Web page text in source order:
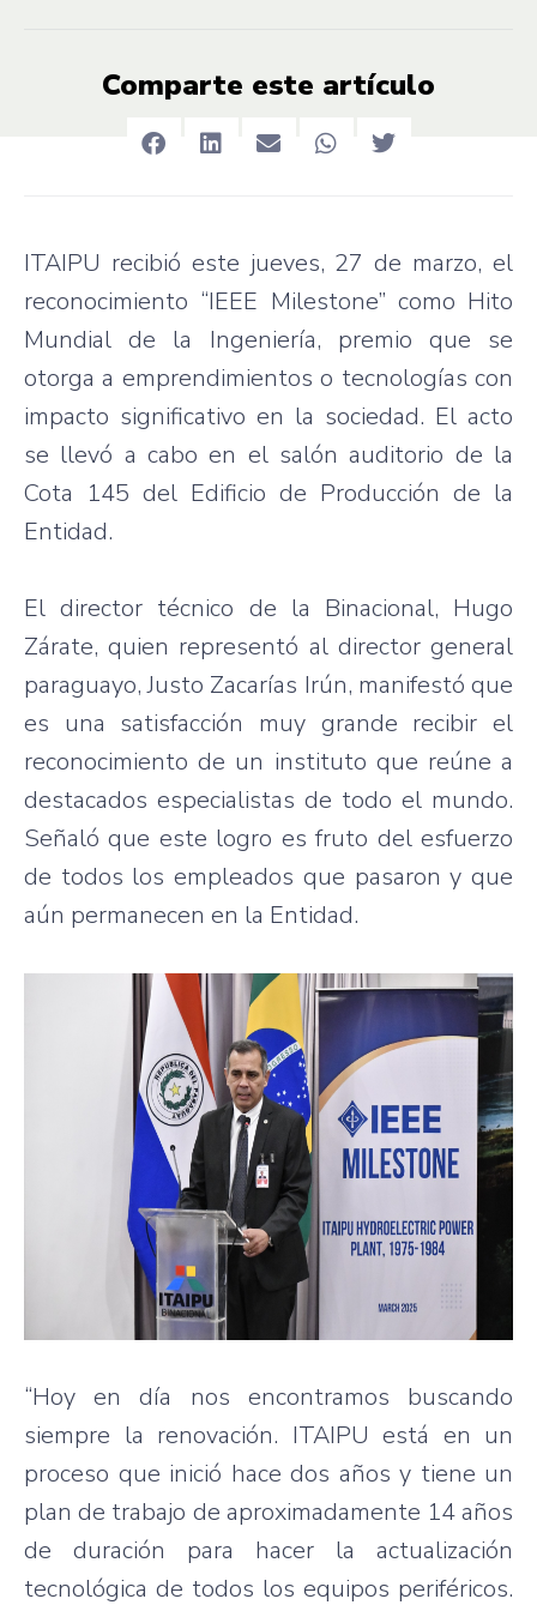
Comparte este artículo
ITAIPU recibió este jueves, 27 de marzo, el
reconocimiento “IEEE Milestone” como Hito
Mundial de la Ingeniería, premio que se
otorga a emprendimientos o tecnologías con
impacto significativo en la sociedad. El acto
se llevó a cabo en el salón auditorio de la
Cota 145 del Edificio de Producción de la
Entidad.
El director técnico de la Binacional, Hugo
Zárate, quien representó al director general
paraguayo, Justo Zacarías Irún, manifestó que
es una satisfacción muy grande recibir el
reconocimiento de un instituto que reúne a
destacados especialistas de todo el mundo.
Señaló que este logro es fruto del esfuerzo
de todos los empleados que pasaron y que
aún permanecen en la Entidad.
“Hoy en día nos encontramos buscando
siempre la renovación. ITAIPU está en un
proceso que inició hace dos años y tiene un
plan de trabajo de aproximadamente 14 años
de duración para hacer la actualización
tecnológica de todos los equipos periféricos.